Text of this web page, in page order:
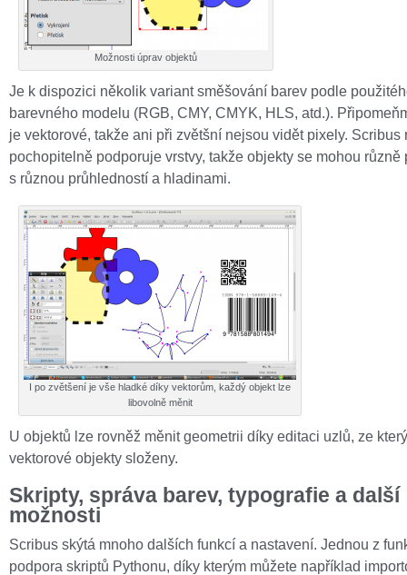
Možnosti úprav objektů
Je k dispozici několik variant směšování barev podle
barevného modelu (RGB, CMY, CMYK, HLS, atd.).
je vektorové, takže ani při zvětšní nejsou vidět pixely. Scribus
pochopitelně podporuje vrstvy, takže objekty se mohou různě
s různou průhledností a hladinami.
I po zvětšení je vše hladké díky vektorům, každý objekt lze
libovolně měnit
U objektů lze rovněž měnit geometrii díky editaci uzlů, ze
vektorové objekty složeny.
Skripty, správa barev, typografie a další
možnosti
Scribus skýtá mnoho dalších funkcí a nastavení. Jednou z
podpora skriptů Pythonu, díky kterým můžete například